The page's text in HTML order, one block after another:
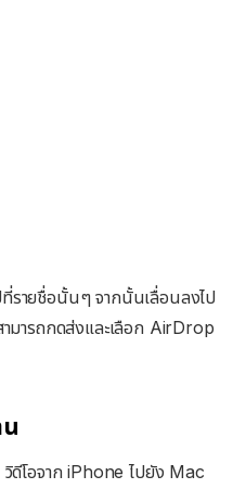
รายชื่อนั้นๆ จากนั้นเลื่อนลงไป
มารถกดส่งและเลือก AirDrop
ดีโอจาก iPhone ไปยัง Mac